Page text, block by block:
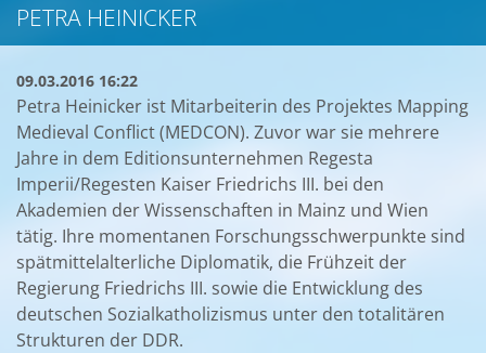
PETRA HEINICKER
09.03.2016 16:22
Petra Heinicker ist Mitarbeiterin des Projektes Mapping
Medieval Conflict (MEDCON). Zuvor war sie mehrere
Jahre in dem Editionsunternehmen Regesta
Imperii/Regesten Kaiser Friedrichs III. bei den
Akademien der Wissenschaften in Mainz und Wien
tätig. Ihre momentanen Forschungsschwerpunkte sind
spätmittelalterliche Diplomatik, die Frühzeit der
Regierung Friedrichs III. sowie die Entwicklung des
deutschen Sozialkatholizismus unter den totalitären
Strukturen der DDR.